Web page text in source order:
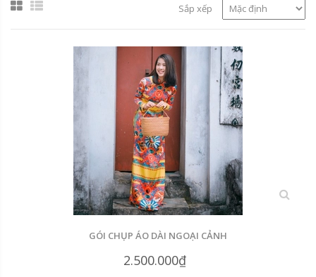
Sắp xếp
xem
GÓI CHỤP ÁO DÀI NGOẠI CẢNH
2.500.000₫